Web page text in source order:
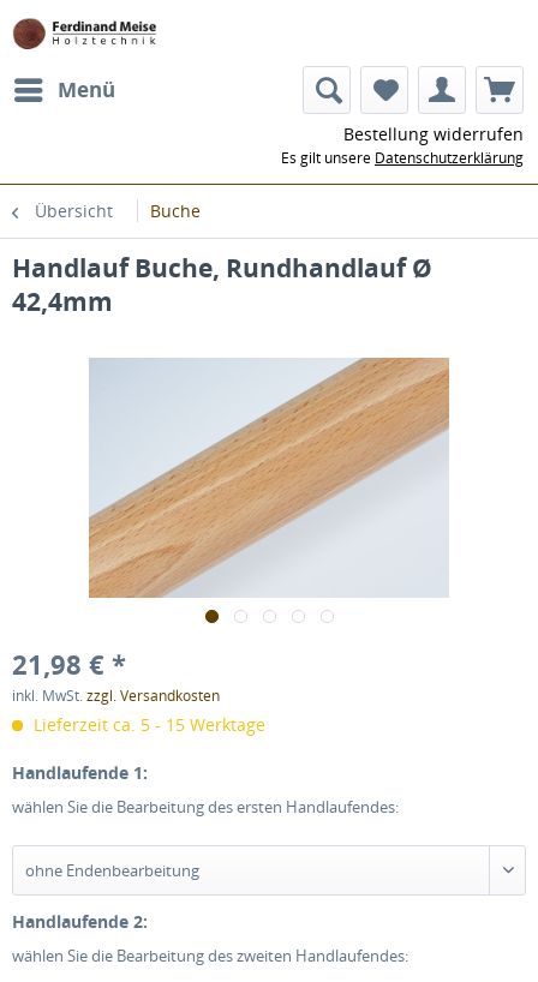
Menü
Bestellung widerrufen
Es gilt unsere Datenschutzerklärung
Übersicht Buche
Handlauf Buche, Rundhandlauf Ø
42,4mm
21,98 € *
inkl. MwSt.zzgl. Versandkosten
Lieferzeit ca. 5 - 15 Werktage
Handlaufende 1:
wählen Sie die Bearbeitung des ersten Handlaufendes:
Handlaufende 2:
wählen Sie die Bearbeitung des zweiten Handlaufendes: